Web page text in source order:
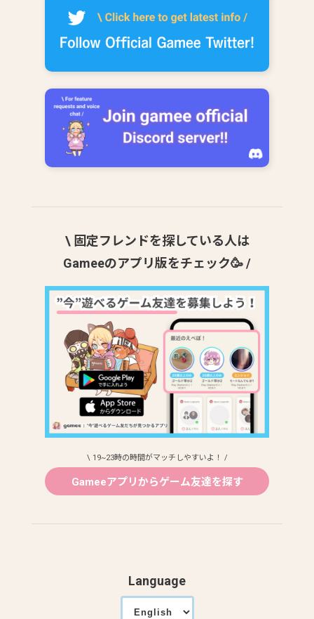
\ 固定フレンドを探している人は
Gameeのアプリ版をチェック🥳 /
\ 19~23時の時間がマッチしやすいよ！ /
Gameeアプリからゲーム友達を探す
Language